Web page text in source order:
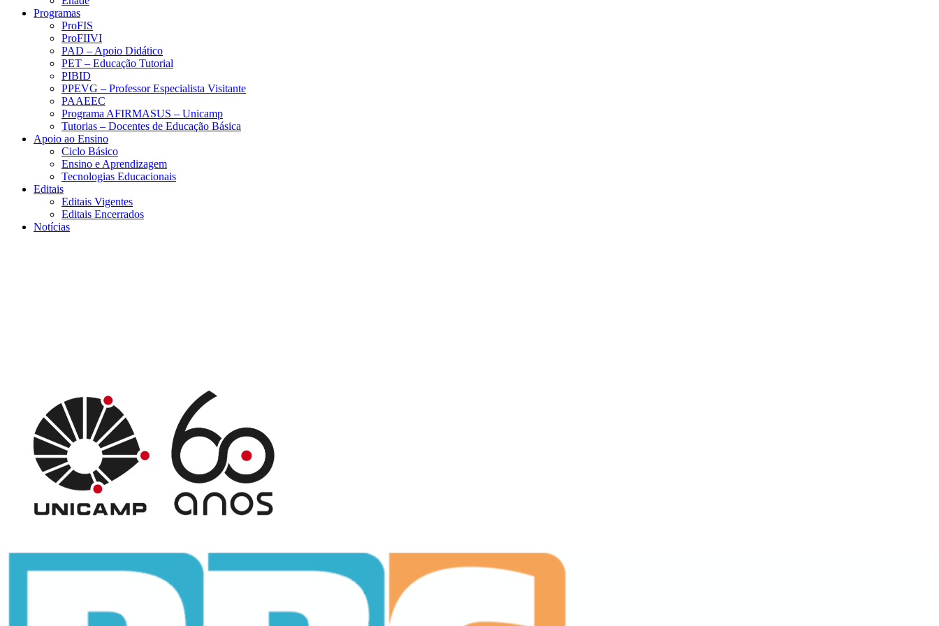
Programas
ProFIS
ProFIIVI
PAD – Apoio Didático
PET – Educação Tutorial
PIBID
PPEVG – Professor Especialista Visitante
PAAEEC
Programa AFIRMASUS – Unicamp
Tutorias – Docentes de Educação Básica
Apoio ao Ensino
Ciclo Básico
Ensino e Aprendizagem
Tecnologias Educacionais
Editais
Editais Vigentes
Editais Encerrados
Notícias